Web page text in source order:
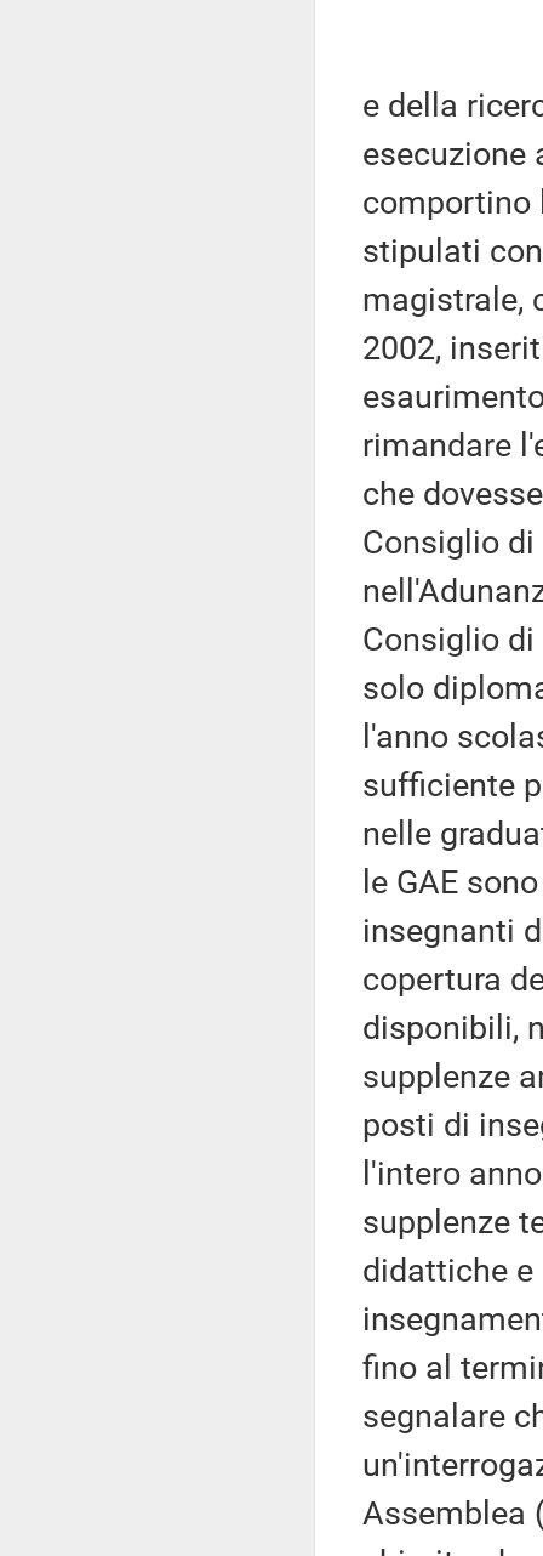
e della
esecuzione
comportino
stipulati
magistrale,
2002,
rimandare
che
Consiglio
Consiglio
solo
l'anno
sufficiente
nelle
le GAE
insegnanti
copertura
disponibili,
supplenze
posti di
l'intero
supplenze
didattiche e
fino al
segnalare
Assemblea